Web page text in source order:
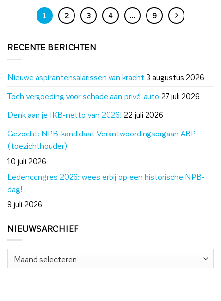
1 2 3 4 … 9
RECENTE BERICHTEN
Nieuwe aspirantensalarissen van kracht 3 augustus 2026
Toch vergoeding voor schade aan privé-auto 27 juli 2026
Denk aan je IKB-netto van 2026! 22 juli 2026
Gezocht: NPB-kandidaat Verantwoordingsorgaan ABP
(toezichthouder)
10 juli 2026
Ledencongres 2026: wees erbij op een historische NPB-
dag!
9 juli 2026
NIEUWSARCHIEF
Nieuwsarchief